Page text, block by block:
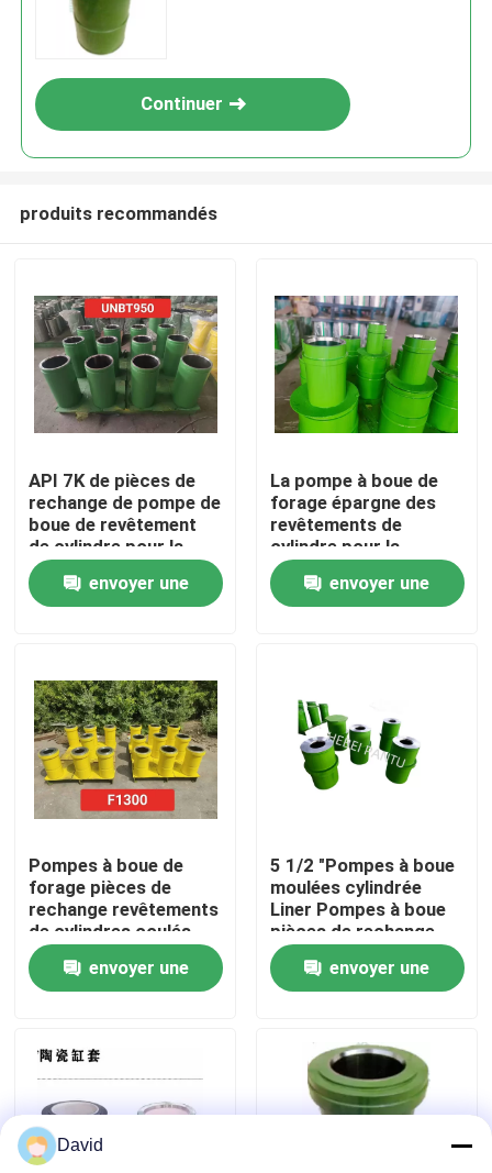
Aperçu
Produits
Visite d'usine
Contrôle de la qualité
Contact
nouvelles
Revêtement de pompe de boue
Continuer
produits recommandés
API 7K de pièces de
rechange de pompe de
boue de revêtement
de cylindre pour la
puissance en chevaux
de BOMCO F1000
envoyer une
La pompe à boue de
forage épargne des
revêtements de
cylindre pour la
puissance en chevaux
F800
envoyer une
Pompes à boue de
forage pièces de
rechange revêtements
de cylindres coulés
API 7K
envoyer une
5 1/2 "Pompes à boue
moulées cylindrée
Liner Pompes à boue
pièces de rechange
API 7K
envoyer une
David